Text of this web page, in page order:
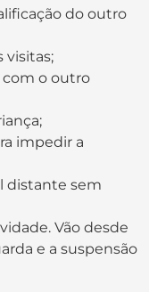
do outro
o outro
impedir a
distante sem
Vão desde
e a suspensão